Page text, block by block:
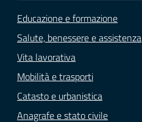
Educazione e formazione
Salute, benessere e assistenza
Vita lavorativa
Mobilità e trasporti
Catasto e urbanistica
Anagrafe e stato civile